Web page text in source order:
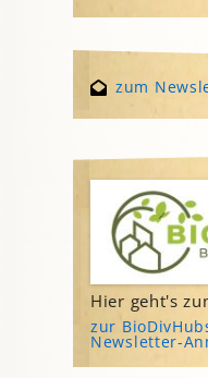
zum
Hier geht's
zur
Newsletter-